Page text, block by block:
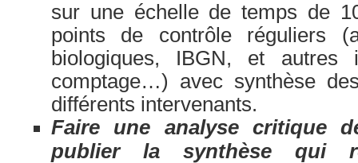
sur une échelle de temps de
points de contrôle réguliers
biologiques, IBGN, et autres
comptage…) avec synthèse
différents intervenants.
Faire une analyse critique
publier la synthèse qui